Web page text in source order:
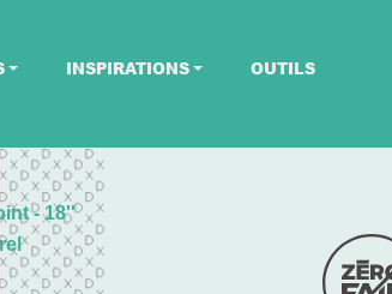
INSPIRATIONS OUTILS
- 18''